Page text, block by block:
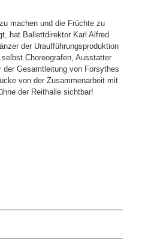
machen und die Früchte zu
hat Ballettdirektor Karl Alfred
der Uraufführungsproduktion
Choreografen, Ausstatter
der Gesamtleitung von Forsythes
von der Zusammenarbeit mit
der Reithalle sichtbar!